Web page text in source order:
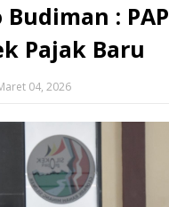
: PAP
Pajak Baru
04, 2026